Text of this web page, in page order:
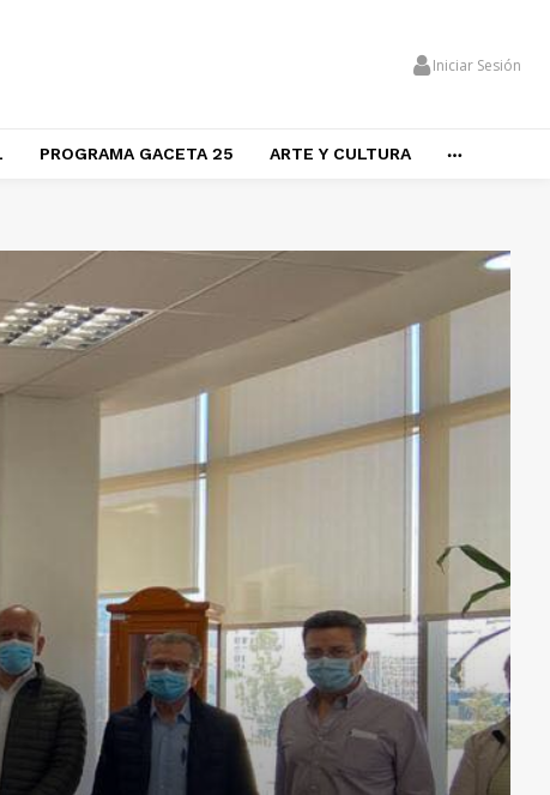
Iniciar Sesión
PROGRAMA GACETA 25 ARTE Y CULTURA